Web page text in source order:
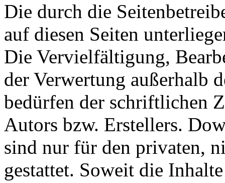
Die durch die
auf diesen Seiten
Die Vervielfältigung,
der Verwertung außerhalb
bedürfen der schriftlichen
Autors bzw. Erstellers.
sind nur für den privaten,
gestattet. Soweit die